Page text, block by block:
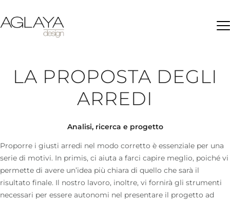
LA PROPOSTA DEGLI
ARREDI
Analisi, ricerca e progetto
Proporre i giusti arredi nel modo corretto è essenziale per una
serie di motivi. In primis, ci aiuta a farci capire meglio, poiché vi
permette di avere un’idea più chiara di quello che sarà il
risultato finale. Il nostro lavoro, inoltre, vi fornirà gli strumenti
necessari per essere autonomi nel presentare il progetto ad